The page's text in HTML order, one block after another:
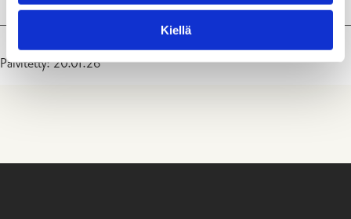
Kiellä
Päivitetty: 20.01.26